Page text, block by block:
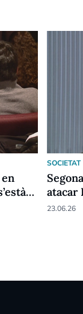
SOCIETAT
atacar
23.06.26